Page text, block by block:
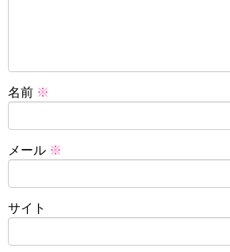
名前 ※
メール ※
サイト